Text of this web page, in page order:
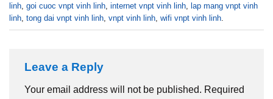
linh, goi cuoc vnpt vinh linh, internet vnpt vinh linh, lap mang vnpt vinh
linh, tong dai vnpt vinh linh, vnpt vinh linh, wifi vnpt vinh linh.
Leave a Reply
Your email address will not be published. Required